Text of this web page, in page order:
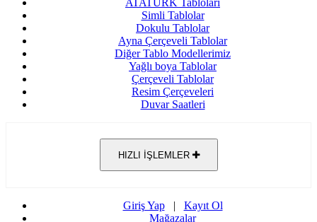
ATATÜRK Tabloları
Simli Tablolar
Dokulu Tablolar
Ayna Çerçeveli Tablolar
Diğer Tablo Modellerimiz
Yağlı boya Tablolar
Çerçeveli Tablolar
Resim Çerçeveleri
Duvar Saatleri
HIZLI İŞLEMLER
Giriş Yap| Kayıt Ol
Mağazalar